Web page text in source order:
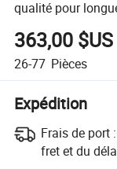
qualité pour
363,00 $US
26-77 Pièces
Expédition
Frais de port :
fret et du